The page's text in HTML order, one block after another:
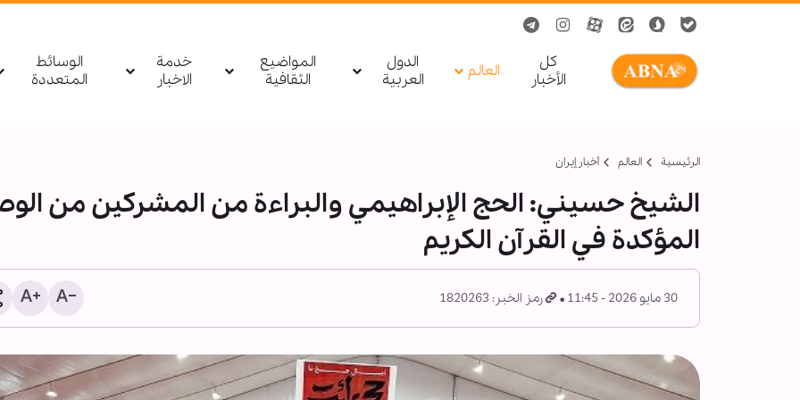
کل
الأخبار
العالم
الدول
العربیة
المواضيع
الثقافية
خدمة
الاخبار
الوسائط
المتعددة
الرئيسية العالم أخبار إيران
الشيخ حسيني: الحج الإبراهيمي والبراءة من المشركين من
المؤكدة في القرآن الكريم
30 مايو 2026 - 11:45 رمز الخبر: 1820263
يجب أن تتحول الأربعين من
ديينية إلى حركة عالمية
للحضارة/ «مثلي لا يبايع